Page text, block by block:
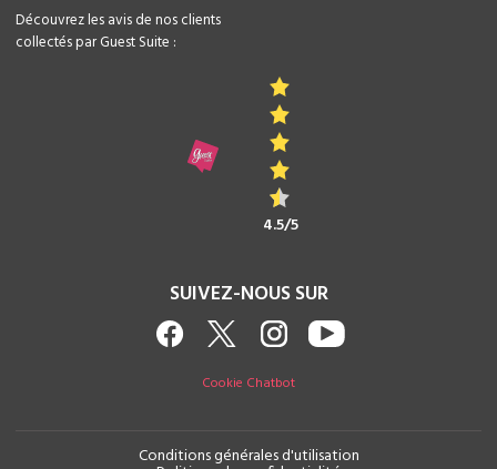
Découvrez les avis de nos clients
collectés par Guest Suite :
4.5/5
SUIVEZ-NOUS SUR
Cookie Chatbot
Conditions générales d'utilisation